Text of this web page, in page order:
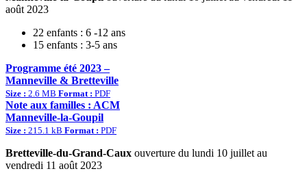
août 2023
22 enfants : 6 -12 ans
15 enfants : 3-5 ans
Programme été 2023 –
Manneville & Bretteville
Size : 2.6 MB Format : PDF
Note aux familles : ACM
Manneville-la-Goupil
Size : 215.1 kB Format : PDF
Bretteville-du-Grand-Caux ouverture du lundi 10 juillet au
vendredi 11 août 2023